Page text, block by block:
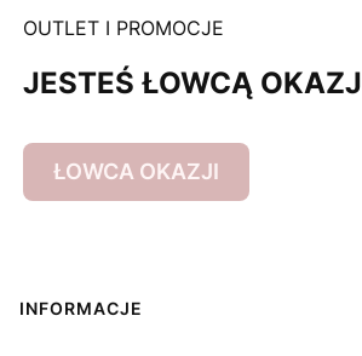
OUTLET I PROMOCJE
JESTEŚ ŁOWCĄ
ŁOWCA OKAZJI
Linki w stopce
INFORMACJE